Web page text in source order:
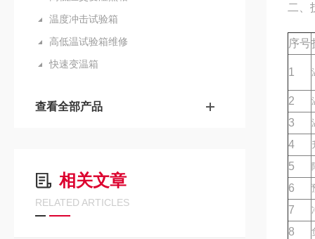
温度冲击试验箱
高低温试验箱维修
快速变温箱
查看全部产品
相关文章
RELATED ARTICLES
二、
序号
1
2
3
4
5
6
7
8